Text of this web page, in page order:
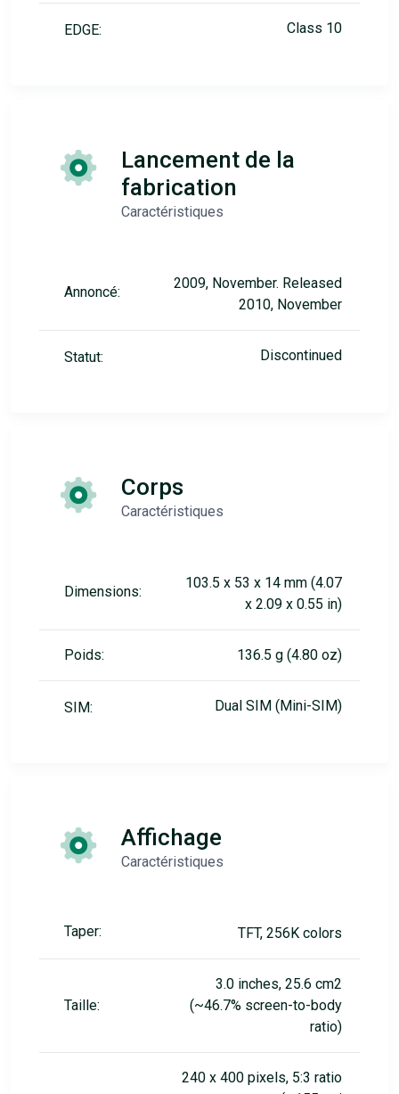
EDGE: Class 10
Lancement de la
fabrication
Caractéristiques
Annoncé:
2009, November. Released
2010, November
Statut: Discontinued
Corps
Caractéristiques
Dimensions:
103.5 x 53 x 14 mm (4.07
x 2.09 x 0.55 in)
Poids: 136.5 g (4.80 oz)
SIM: Dual SIM (Mini-SIM)
Affichage
Caractéristiques
Taper: TFT, 256K colors
Taille:
3.0 inches, 25.6 cm2
(~46.7% screen-to-body
ratio)
240 x 400 pixels, 5:3 ratio